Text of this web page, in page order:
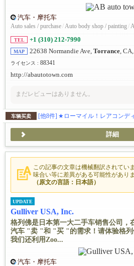
汽车・摩托车
Auto sales / purchase/ Auto body shop / painting /
TEL +1 (310) 212-7990
MAP 22638 Normandie Ave, Torrance ,
ライセンス : 88341
http://abautotown.com
まだレビューはありません。
车辆买卖 [他8件] ★ローマイル！レアコンディション中古車多数在庫。★最
詳細
この記事の文章は機械翻訳されてい
味合い等に差異がある可能性があり
（原文の言語：日本語）
UPDATE
Gulliver USA, Inc.
格列佛是日本第一大二手车销售公司，
汽车 "卖 "和 "买 "的需求！请体验格列
我们还利用Zoo...
汽车・摩托车